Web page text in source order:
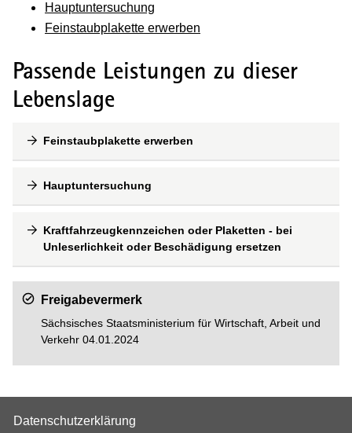
Hauptuntersuchung
Feinstaubplakette erwerben
Passende Leistungen zu dieser
Lebenslage
Feinstaubplakette erwerben
Hauptuntersuchung
Kraftfahrzeugkennzeichen oder Plaketten - bei
Unleserlichkeit oder Beschädigung ersetzen
Freigabevermerk
Sächsisches Staatsministerium für Wirtschaft, Arbeit und
Verkehr 04.01.2024
Datenschutzerklärung